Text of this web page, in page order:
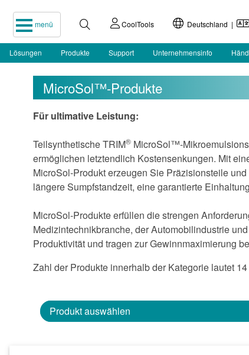
menü CoolTools Deutschland |
Lösungen Produkte Support Unternehmensinfo
MicroSol™-Produkte
Für ultimative Leistung:
Teilsynthetische TRIM® MicroSol™-
ermöglichen letztendlich Kostensenkungen. Mit
MicroSol-Produkt erzeugen Sie Präzisionsteile
längere Sumpfstandzeit, eine garantierte
MicroSol-Produkte erfüllen die strengen
Medizintechnikbranche, der Automobilindustrie
Produktivität und tragen zur Gewinnmaximierung
Zahl der Produkte innerhalb der Kategorie lautet 14
Produkt auswählen